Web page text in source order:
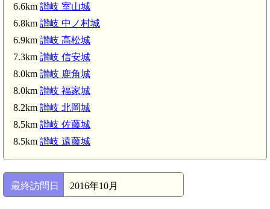
端岡駅(5.6km)
讃岐 福家城(8.0km)
6.6km 讃岐 室山城
6.8km 讃岐 中ノ村城
6.9km 讃岐 高松城
7.3km 讃岐 信安城
8.0km 讃岐 鹿角城
8.0km 讃岐 福家城
8.2km 讃岐 北岡城
8.5km 讃岐 佐藤城
8.5km 讃岐 遠藤城
最終訪問日 2016年10月